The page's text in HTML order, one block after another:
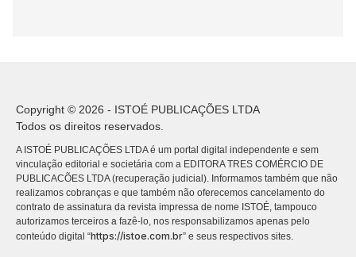
Copyright © 2026 - ISTOÉ PUBLICAÇÕES LTDA
Todos os direitos reservados.
A ISTOÉ PUBLICAÇÕES LTDA é um portal digital independente e sem
vinculação editorial e societária com a EDITORA TRES COMÉRCIO DE
PUBLICACÕES LTDA (recuperação judicial). Informamos também que não
realizamos cobranças e que também não oferecemos cancelamento do
contrato de assinatura da revista impressa de nome ISTOÉ, tampouco
autorizamos terceiros a fazê-lo, nos responsabilizamos apenas pelo
conteúdo digital “https://istoe.com.br” e seus respectivos sites.